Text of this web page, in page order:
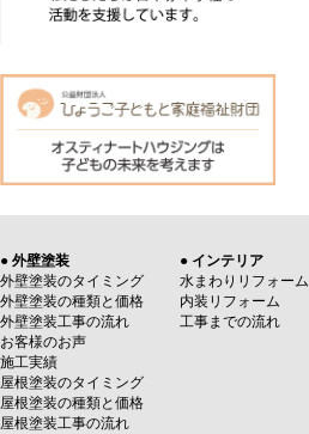
● 外壁塗装
外壁塗装のタイミング
外壁塗装の種類と価格
外壁塗装工事の流れ
お客様のお声
施工実績
屋根塗装のタイミング
屋根塗装の種類と価格
屋根塗装工事の流れ
● インテリア
水まわりリフォーム
内装リフォーム
工事までの流れ